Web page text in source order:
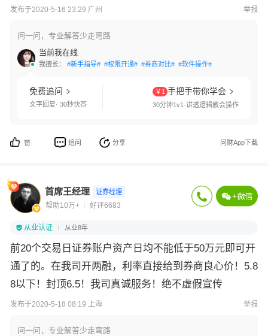
发布于2020-5-16 23:29 广州 举报
问一问，专业解答少走弯路
当前我在线
我擅长： #新手指导# #权限开通# #券商对比# #软件操作#
免费追问
文字回复· 30秒快答
￥1 手把手带你学会
30分钟1v1·讲透逻辑教会操作
赞 追问 分享 问财App下载
首席王经理 证券经理
帮助10万+ 好评6683
从业认证 从业8年
前20个交易日证券账户资产日均不能低于50万元即可开
通了的。在我司开两融，利率直接给到券商良心价！5.8
8以下！封顶6.5！我司真诚服务！绝不虚假宣传
发布于2020-5-18 08:19 上海 举报
问一问，专业解答少走弯路